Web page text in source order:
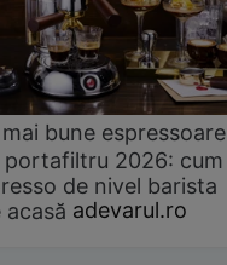
bune espressoare
portafiltru 2026: cum
de nivel barista
adevarul.ro